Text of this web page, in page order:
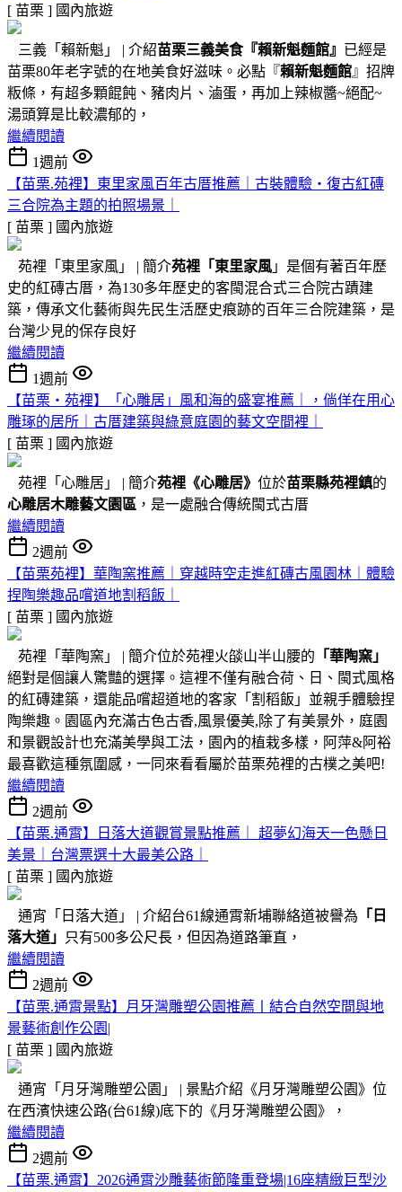
[ 苗栗 ] 國內旅遊
三義「賴新魁」 | 介紹苗栗三義美食『賴新魁麵館』 已經是
苗栗80年老字號的在地美食好滋味。必點『賴新魁麵館』招牌
粄條，有超多顆餛飩、豬肉片、滷蛋，再加上辣椒醬~絕配~
湯頭算是比較濃郁的，
繼續閱讀
1週前
【苗栗.苑裡】東里家風百年古厝推薦｜古裝體驗・復古紅磚
三合院為主題的拍照場景｜
[ 苗栗 ] 國內旅遊
苑裡「東里家風」 | 簡介苑裡「東里家風 」是個有著百年歷
史的紅磚古厝，為130多年歷史的客閩混合式三合院古蹟建
築，傳承文化藝術與先民生活歷史痕跡的百年三合院建築，是
台灣少見的保存良好
繼續閱讀
1週前
【苗栗・苑裡】「心雕居」風和海的盛宴推薦｜，倘佯在用心
雕琢的居所｜古厝建築與綠意庭園的藝文空間裡｜
[ 苗栗 ] 國內旅遊
苑裡「心雕居」 | 簡介苑裡 《心雕居》 位於苗栗縣苑裡鎮的
心雕居木雕藝文園區 ，是一處融合傳統閩式古厝
繼續閱讀
2週前
【苗栗苑裡】華陶窯推薦｜穿越時空走進紅磚古風園林｜體驗
捏陶樂趣品嚐道地割稻飯｜
[ 苗栗 ] 國內旅遊
苑裡「華陶窯」 | 簡介位於苑裡火燄山半山腰的 「華陶窯」
絕對是個讓人驚豔的選擇。這裡不僅有融合荷、日、閩式風格
的紅磚建築，還能品嚐超道地的客家「割稻飯」並親手體驗捏
陶樂趣。園區內充滿古色古香,風景優美,除了有美景外，庭園
和景觀設計也充滿美學與工法，園內的植栽多樣，阿萍&阿裕
最喜歡這種氛圍感，一同來看看屬於苗栗苑裡的古樸之美吧!
繼續閱讀
2週前
【苗栗.通霄】日落大道觀賞景點推薦｜ 超夢幻海天一色懸日
美景｜台灣票選十大最美公路｜
[ 苗栗 ] 國內旅遊
通宵「日落大道」 | 介紹台61線通霄新埔聯絡道被譽為 「日
落大道」
只有500多公尺長，但因為道路筆直，
繼續閱讀
2週前
【苗栗.通霄景點】月牙灣雕塑公園推薦〡結合自然空間與地
景藝術創作公園|
[ 苗栗 ] 國內旅遊
通宵「月牙灣雕塑公園」 | 景點介紹《月牙灣雕塑公園》位
在西濱快速公路(台61線)底下的《月牙灣雕塑公園》，
繼續閱讀
2週前
【苗栗.通霄】2026通霄沙雕藝術節隆重登場|16座精緻巨型沙